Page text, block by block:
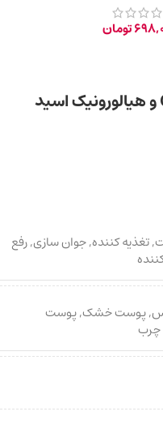
تومان
کرم ۲۴ ساعته حاوی ویتامین C و هیالورونیک اسید
,تغذیه کننده,جوان سازی,رفع
,پوست خشک,پوست